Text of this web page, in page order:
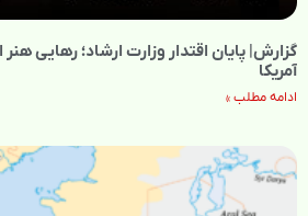
گزارش| پایان اقتدار وزارت ارشاد؛ رهایی
آمریکا
ادامه مطلب »